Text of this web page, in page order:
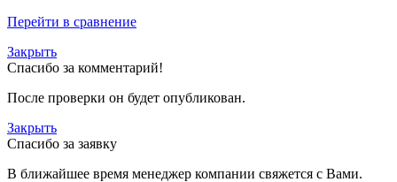
Перейти в сравнение
Закрыть
Спасибо за комментарий!
После проверки он будет опубликован.
Закрыть
Спасибо за заявку
В ближайшее время менеджер компании свяжется с Вами.